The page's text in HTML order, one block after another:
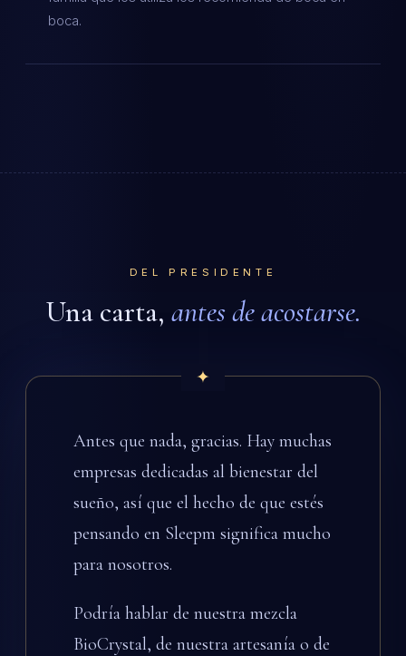
boca.
DEL PRESIDENTE
Una carta, antes de acostarse.
Antes que nada, gracias. Hay muchas
empresas dedicadas al bienestar del
sueño, así que el hecho de que estés
pensando en Sleepm significa mucho
para nosotros.
Podría hablar de nuestra mezcla
BioCrystal, de nuestra artesanía o de